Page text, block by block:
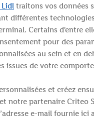
Lidl traitons vos données
différentes
Certains d'entre
pour des
au sein et en
issues de votre
et créez
notre partenaire Criteo
e-mail fournie ici